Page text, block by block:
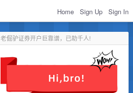
Home Sign Up Sign In
老倔驴证券开户巨靠谱，已助千人!